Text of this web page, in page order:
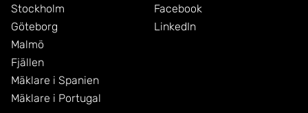
Stockholm
Göteborg
Malmö
Fjällen
Mäklare i Spanien
Mäklare i Portugal
Facebook
LinkedIn